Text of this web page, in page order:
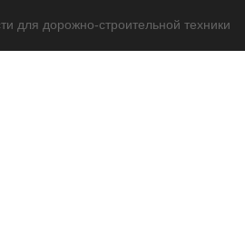
для дорожно-строительной техники